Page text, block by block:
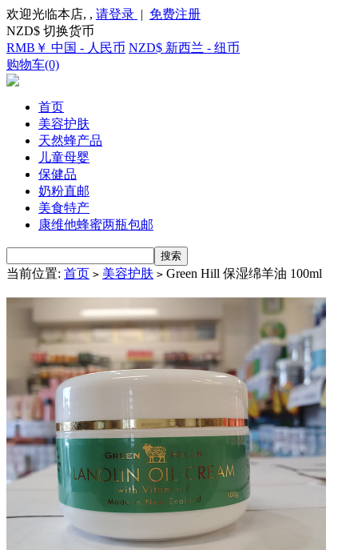
欢迎光临本店, , 请登录 | 免费注册
NZD$ 切换货币
RMB￥ 中国 - 人民币 NZD$ 新西兰 - 纽币
购物车(0)
首页
美容护肤
天然蜂产品
儿童母婴
保健品
奶粉直邮
美食特产
康维他蜂蜜两瓶包邮
当前位置: 首页 > 美容护肤 > Green Hill 保湿绵羊油 100ml